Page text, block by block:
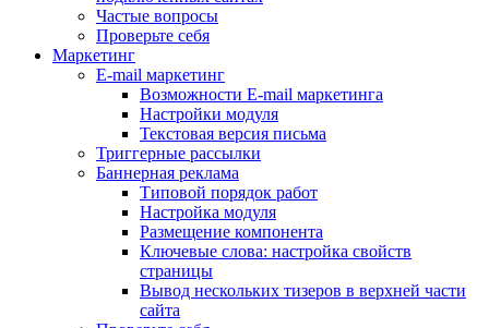
Частые вопросы
Проверьте себя
Маркетинг
E-mail маркетинг
Возможности E-mail маркетинга
Настройки модуля
Текстовая версия письма
Триггерные рассылки
Баннерная реклама
Типовой порядок работ
Настройка модуля
Размещение компонента
Ключевые слова: настройка свойств
страницы
Вывод нескольких тизеров в верхней части
сайта